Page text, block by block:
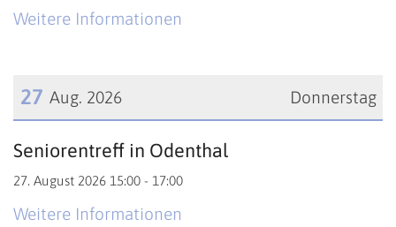
Weitere Informationen
Donnerstag
27 Aug. 2026
Datum: 27. August 2026
Seniorentreff in Odenthal
27. August 2026 15:00 - 17:00
Weitere Informationen